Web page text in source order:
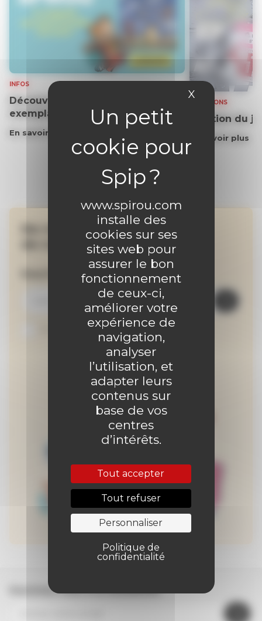
www.spirou.com
installe des
cookies sur ses
sites web pour
assurer le bon
fonctionnement
de ceux-ci,
améliorer votre
expérience de
navigation,
analyser
l’utilisation, et
adapter leurs
contenus sur
base de vos
centres
d’intérêts.
Tout accepter
Tout refuser
Personnaliser
Politique de
confidentialité
X Masquer le
INFOS
Découvrez gratuitement un
exemplaire du journal !
En savoir plus
SOLUTIONS
Solution du
En savoir plus
Ne manquez aucune
de nos actualités !
Inscrivez-vous à la newsletter
Je suis abonné au site
Inscrivez-vous à la newsletter